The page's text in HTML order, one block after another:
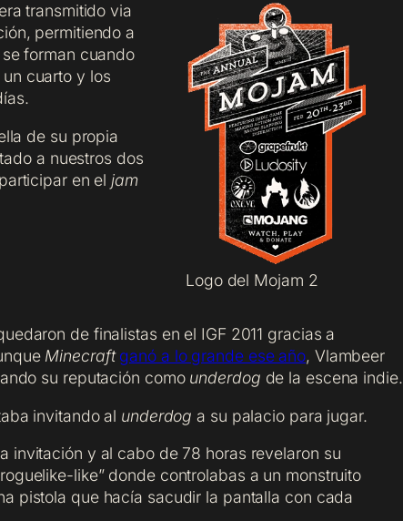
transmitido via
permitiendo a
forman cuando
cuarto y los
de su propia
a nuestros dos
en el jam
Logo del Mojam 2
de finalistas en el IGF 2011 gracias a
Minecraft ganó a lo grande ese año, Vlambeer
su reputación como underdog de la escena indie.
invitando al underdog a su palacio para jugar.
invitación y al cabo de 78 horas revelaron su
like” donde controlabas a un monstruito
pistola que hacía sacudir la pantalla con cada